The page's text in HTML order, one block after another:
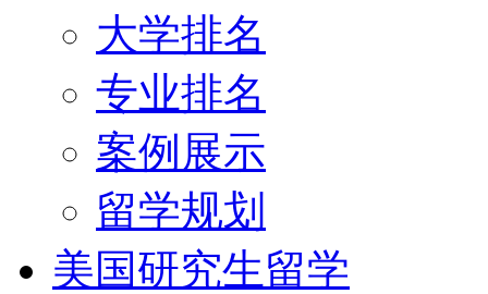
大学排名
专业排名
案例展示
留学规划
美国研究生留学